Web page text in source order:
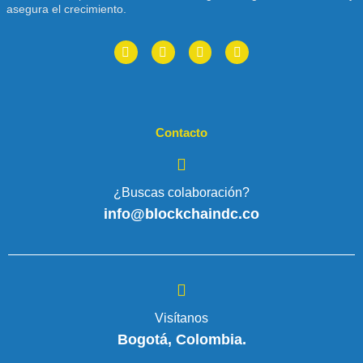
asegura el crecimiento.
Contacto
¿Buscas colaboración?
info@blockchaindc.co
Visítanos
Bogotá, Colombia.